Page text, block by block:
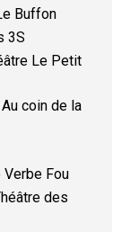
Buffon
3S
Le Petit
coin de la
Verbe Fou
des